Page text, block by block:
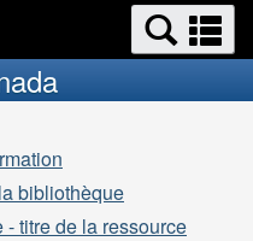
et
bibliothèque
titre de la ressource